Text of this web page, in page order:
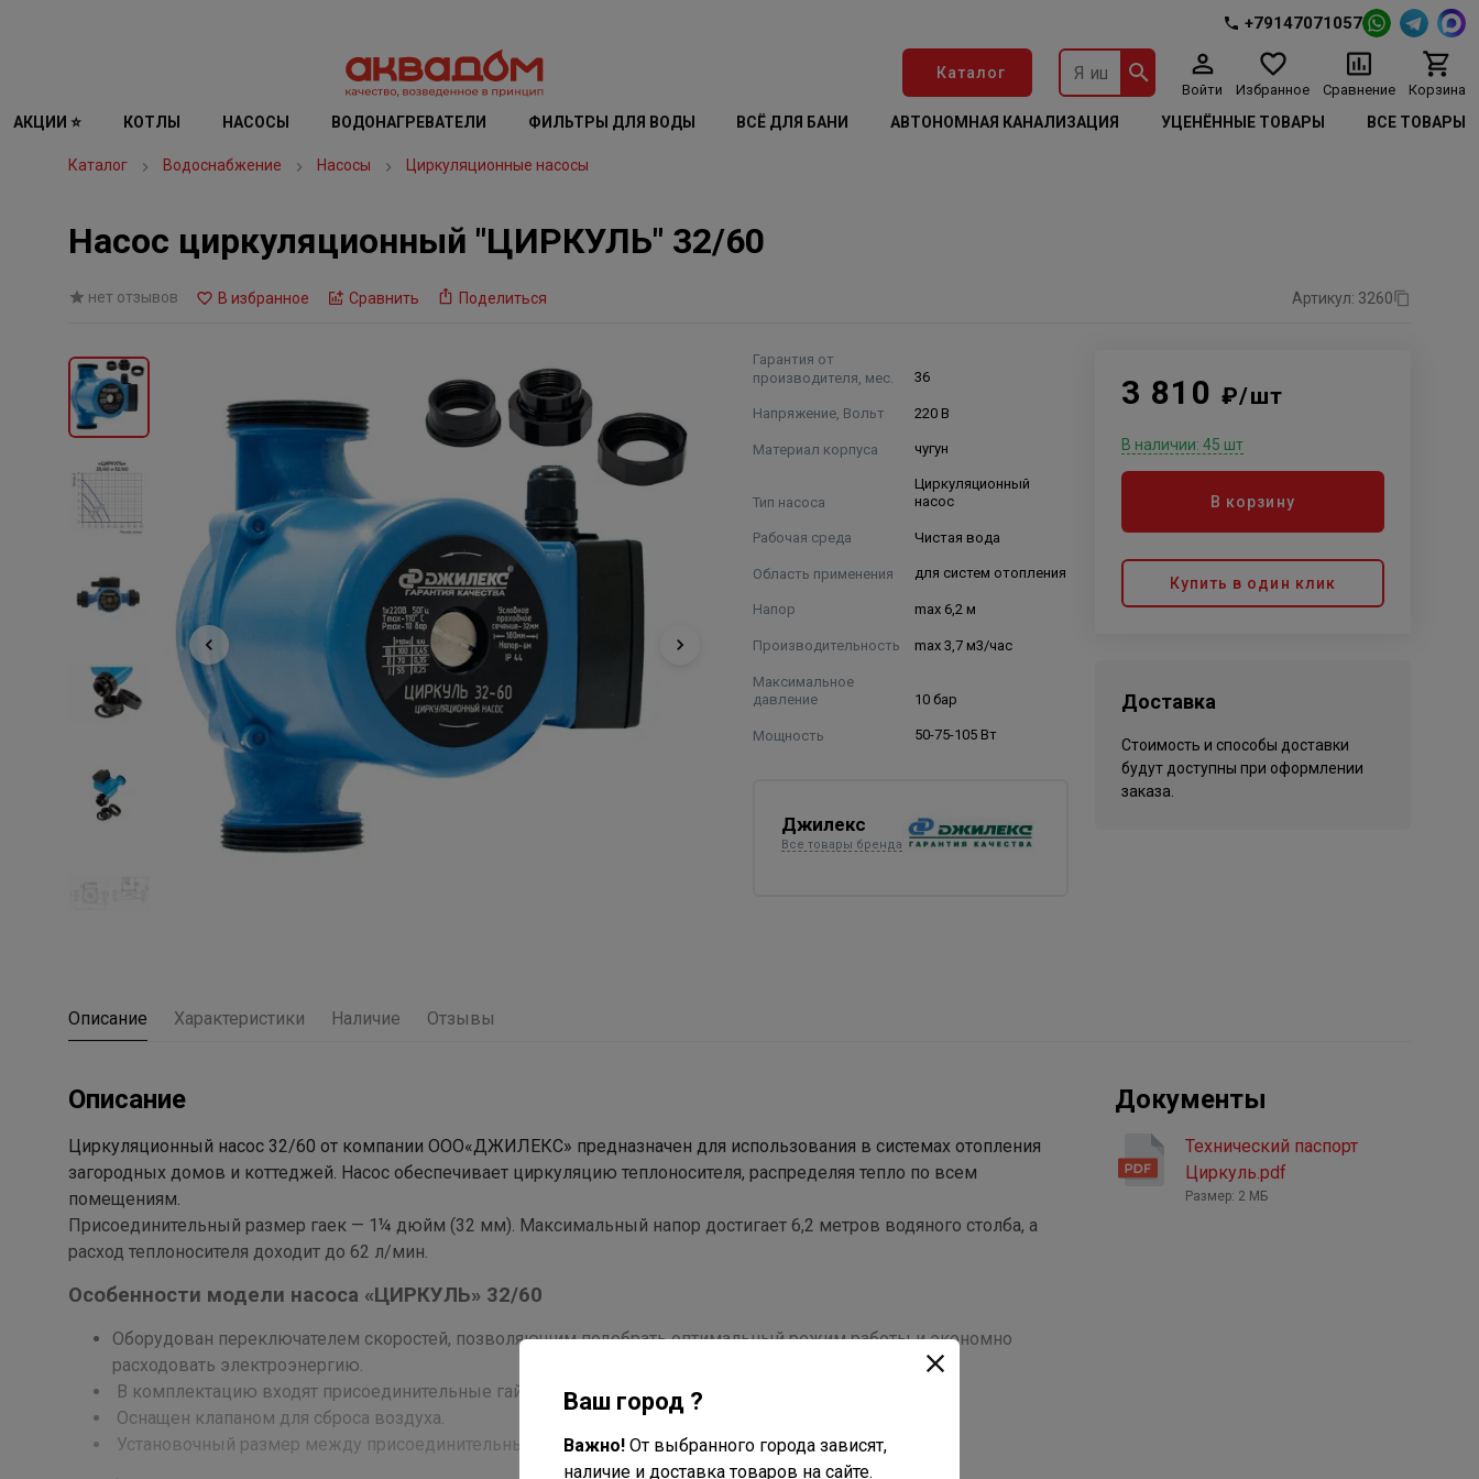
+79147071057
Каталог
Войти Избранное Сравнение Корзина
АКЦИИ ⭐ КОТЛЫ НАСОСЫ ВОДОНАГРЕВАТЕЛИ ФИЛЬТРЫ ДЛЯ ВОДЫ ВСЁ ДЛЯ БАНИ АВТОНОМНАЯ КАНАЛИЗАЦИЯ УЦЕНЁННЫЕ ТОВАРЫ ВСЕ ТОВАРЫ
Каталог Водоснабжение Насосы Циркуляционные насосы
Насос циркуляционный "ЦИРКУЛЬ" 32/60
нет отзывов В избранное Сравнить Поделиться Артикул: 3260
Гарантия от
производителя, мес.
36
Напряжение, Вольт 220 В
Материал корпуса чугун
Тип насоса
Циркуляционный
насос
Рабочая среда Чистая вода
Область применения для систем отопления
Напор max 6,2 м
Производительность max 3,7 м3/час
Максимальное
давление
10 бар
Мощность 50-75-105 Вт
Джилекс
Все товары бренда
3 810 ₽/шт
В наличии: 45 шт
В корзину
Купить в один клик
Доставка
Стоимость и способы доставки
будут доступны при оформлении
заказа.
Описание Характеристики Наличие Отзывы
Описание
Циркуляционный насос 32/60 от компании ООО«ДЖИЛЕКС» предназначен для использования в системах отопления
загородных домов и коттеджей. Насос обеспечивает циркуляцию теплоносителя, распределяя тепло по всем
помещениям.
Присоединительный размер гаек — 1¼ дюйм (32 мм). Максимальный напор достигает 6,2 метров водяного столба, а
расход теплоносителя доходит до 62 л/мин.
Особенности модели насоса «ЦИРКУЛЬ» 32/60
Оборудован переключателем скоростей, позволяющим подобрать оптимальный режим работы и экономно
расходовать электроэнергию.
В комплектацию входят присоединительные гайки, защищенные от коррозии.
Оснащен клапаном для сброса воздуха.
Установочный размер между присоединительными фланцами — 180 мм.
Документы
Технический паспорт
Циркуль.pdf
Размер: 2 МБ
Ваш город ?
Важно! От выбранного города зависят,
наличие и доставка товаров на сайте.